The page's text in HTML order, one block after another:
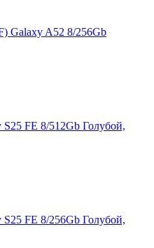
Galaxy A52 8/256Gb
FE 8/512Gb Голубой,
FE 8/256Gb Голубой,